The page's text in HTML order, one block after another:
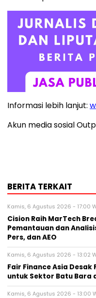
Informasi lebih lanjut:
Akun media sosial
BERITA TERKAIT
Kamis, 6 Agustus 2026 - 17:00
Cision Raih MarTech
Pemantauan dan
Pers, dan AEO
Kamis, 6 Agustus 2026 - 13:02
Fair Finance Asia
untuk Sektor Batu Bara
Kamis, 6 Agustus 2026 - 13:00